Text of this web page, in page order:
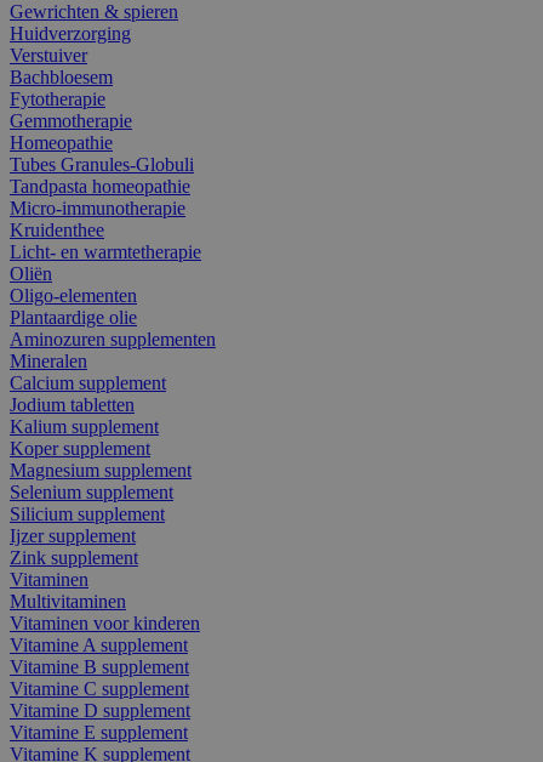
Gewrichten & spieren
Huidverzorging
Verstuiver
Bachbloesem
Fytotherapie
Gemmotherapie
Homeopathie
Tubes Granules-Globuli
Tandpasta homeopathie
Micro-immunotherapie
Kruidenthee
Licht- en warmtetherapie
Oliën
Oligo-elementen
Plantaardige olie
Aminozuren supplementen
Mineralen
Calcium supplement
Jodium tabletten
Kalium supplement
Koper supplement
Magnesium supplement
Selenium supplement
Silicium supplement
Ijzer supplement
Zink supplement
Vitaminen
Multivitaminen
Vitaminen voor kinderen
Vitamine A supplement
Vitamine B supplement
Vitamine C supplement
Vitamine D supplement
Vitamine E supplement
Vitamine K supplement